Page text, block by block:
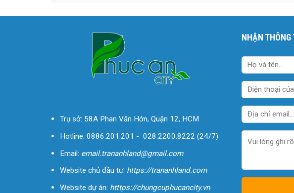
Trụ sở: 58A Phan Văn Hớn,Quận 12, HCM
Hotline:0886.201.201 -028.2200.8222 (24/7)
Email: email.trananhland@gmail.com
Website chủ đầu tư: https://trananhland.com
Website dự án: htttps://chungcuphucancity.vn
NHẬN THÔNG